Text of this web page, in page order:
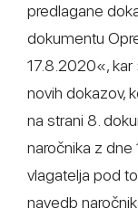
predlagane
dokumentu
17.8.2020«,
novih dokazov,
na strani 8.
naročnika z
vlagatelja pod
navedb